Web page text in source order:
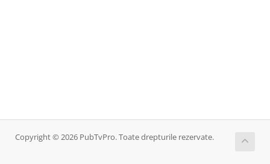
Copyright © 2026 PubTvPro. Toate drepturile rezervate.